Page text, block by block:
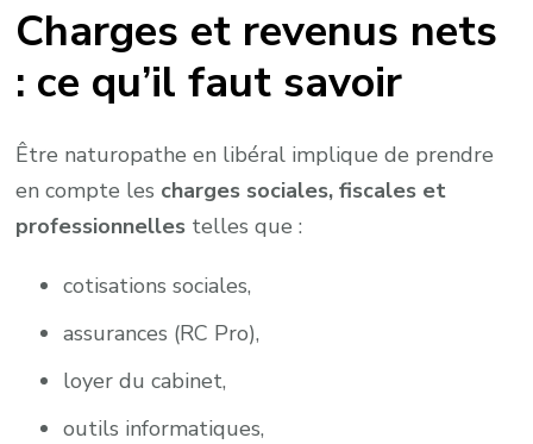
Charges et revenus nets
: ce qu’il faut savoir
Être naturopathe en libéral implique de prendre
en compte les charges sociales, fiscales et
professionnelles telles que :
cotisations sociales,
assurances (RC Pro),
loyer du cabinet,
outils informatiques,